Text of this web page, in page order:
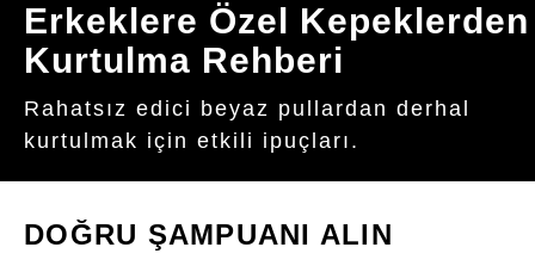
Erkeklere Özel Kepeklerden
Kurtulma Rehberi
Rahatsız edici beyaz pullardan derhal
kurtulmak için etkili ipuçları.
DOĞRU ŞAMPUANI ALIN